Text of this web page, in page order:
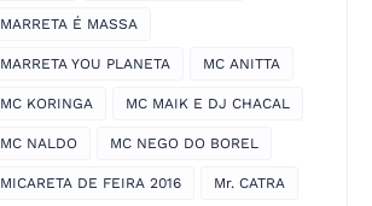
MARRETA É MASSA
MARRETA YOU PLANETA MC ANITTA
MC KORINGA MC MAIK E DJ CHACAL
MC NALDO MC NEGO DO BOREL
MICARETA DE FEIRA 2016 Mr. CATRA